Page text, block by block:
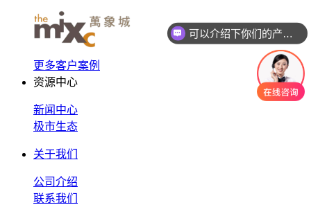
更多客户案例
资源中心
新闻中心
极市生态
关于我们
公司介绍
联系我们